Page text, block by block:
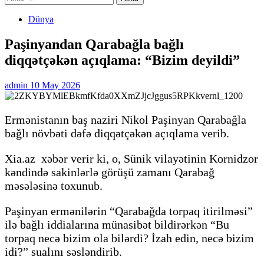
Dünya
Paşinyandan Qarabağla bağlı
diqqətçəkən açıqlama: “Bizim deyildi”
admin 10 May 2026
Ermənistanın baş naziri Nikol Paşinyan Qarabağla
bağlı növbəti dəfə diqqətçəkən açıqlama verib.
Xia.az xəbər verir ki, o, Sünik vilayətinin Kornidzor
kəndində sakinlərlə görüşü zamanı Qarabağ
məsələsinə toxunub.
Paşinyan ermənilərin “Qarabağda torpaq itirilməsi”
ilə bağlı iddialarına münasibət bildirərkən “Bu
torpaq necə bizim ola bilərdi? İzah edin, necə bizim
idi?” sualını səsləndirib.